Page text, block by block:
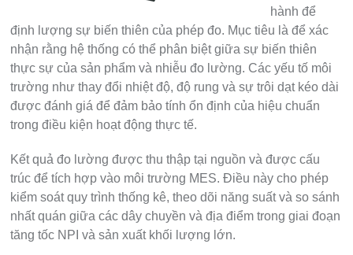
hành để
định lượng sự biến thiên của phép đo. Mục tiêu là để xác
nhận rằng hệ thống có thể phân biệt giữa sự biến thiên
thực sự của sản phẩm và nhiễu đo lường. Các yếu tố môi
trường như thay đổi nhiệt độ, độ rung và sự trôi dạt kéo dài
được đánh giá để đảm bảo tính ổn định của hiệu chuẩn
trong điều kiện hoạt động thực tế.
Kết quả đo lường được thu thập tại nguồn và được cấu
trúc để tích hợp vào môi trường MES. Điều này cho phép
kiểm soát quy trình thống kê, theo dõi năng suất và so sánh
nhất quán giữa các dây chuyền và địa điểm trong giai đoạn
tăng tốc NPI và sản xuất khối lượng lớn.